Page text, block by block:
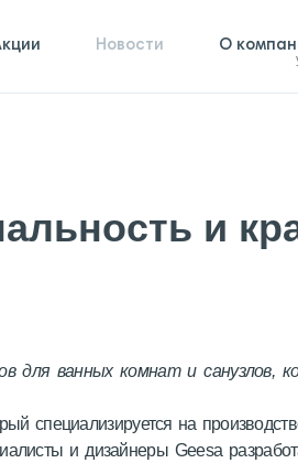
Новости О
и
для ванных комнат и санузлов,
специализируется на
и дизайнеры Geesa